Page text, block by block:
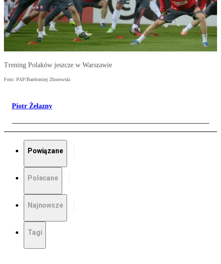
Trening Polaków jeszcze w Warszawie
Foto: PAP/Bartłomiej Zborowski
Piotr Żelazny
Powiązane
Polecane
Najnowsze
Tagi